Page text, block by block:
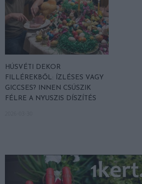
HÚSVÉTI DEKOR
FILLÉREKBŐL: ÍZLÉSES VAGY
GICCSES? INNEN CSÚSZIK
FÉLRE A NYUSZIS DÍSZÍTÉS